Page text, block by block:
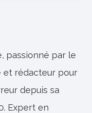
passionné par le
et rédacteur pour
depuis sa
Expert en